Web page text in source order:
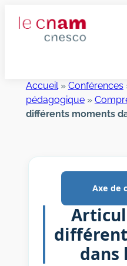
Accueil» Conférences
pédagogique»
différents moments
Axe de
dans